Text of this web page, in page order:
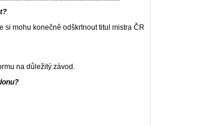
si mohu konečně odškrtnout titul mistra ČR
na důležitý závod.